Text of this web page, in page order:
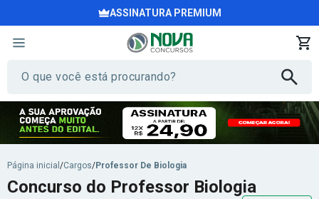
ASSINATURA PREMIUM
Página inicial /Cargos/Professor De Biologia
Concurso do Professor Biologia